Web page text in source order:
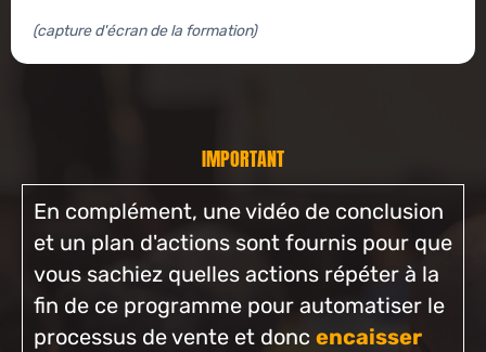
(capture d'écran de la formation)
IMPORTANT
En complément, une vidéo de conclusion
et un plan d'actions sont fournis pour que
vous sachiez quelles actions répéter à la
fin de ce programme pour automatiser le
processus de vente et donc encaisser